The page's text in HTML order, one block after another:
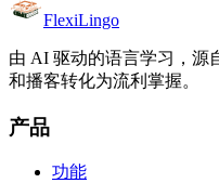
FlexiLingo
由 AI 驱动的语言学习，源
和播客转化为流利掌握。
产品
功能